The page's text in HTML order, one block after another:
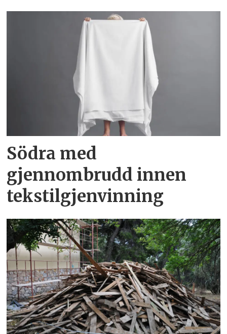
Södra med
gjennombrudd innen
tekstilgjenvinning